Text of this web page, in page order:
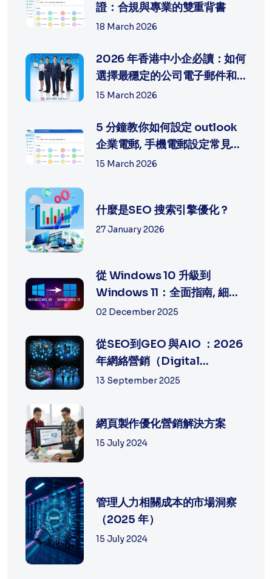
證：合規與專業的雙重背書
18 March 2026
2026 年香港中小企必讀：如何
選擇最穩定的公司電子郵件和
網頁製...
15 March 2026
5 分鐘教你如何設定 outlook
企業電郵, 手機電郵設定常見問
題排...
15 March 2026
什麼是SEO 搜索引擎優化 ?
27 January 2026
從 Windows 10 升級到
Windows 11：全面指南, 細節
及方法
02 December 2025
從SEO到GEO 與AIO ：2026
年網絡營銷（Digital
Marketing）的策...
13 September 2025
網頁製作優化營銷解決方案
15 July 2024
管理人力相關成本的市場洞察
（2025 年）
15 July 2024